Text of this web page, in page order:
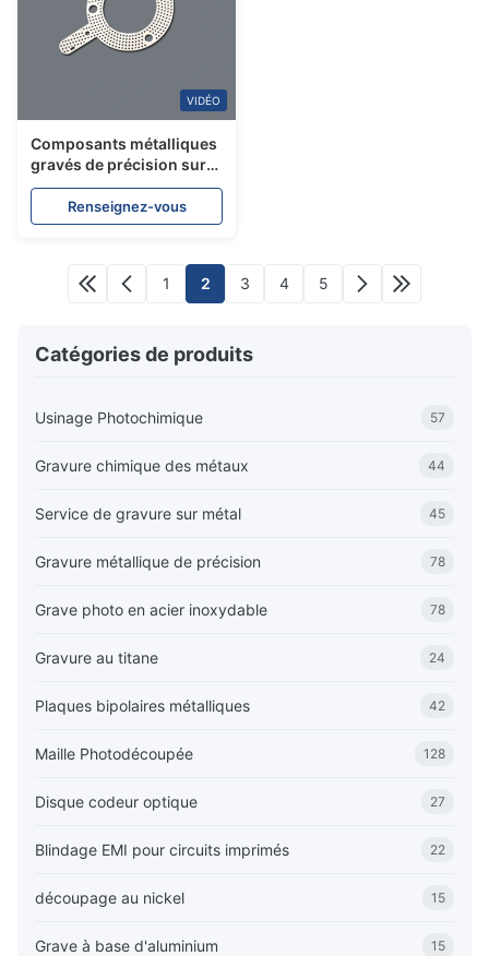
VIDÉO
Composants métalliques
gravés de précision sur
mesure pour applications
industrielles
Renseignez-vous
1 2 3 4 5
Catégories de produits
Usinage Photochimique 57
Gravure chimique des métaux 44
Service de gravure sur métal 45
Gravure métallique de précision 78
Grave photo en acier inoxydable 78
Gravure au titane 24
Plaques bipolaires métalliques 42
Maille Photodécoupée 128
Disque codeur optique 27
Blindage EMI pour circuits imprimés 22
découpage au nickel 15
Grave à base d'aluminium 15